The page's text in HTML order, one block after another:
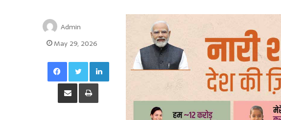
Admin
May 29, 2026
Facebook Twitter LinkedIn
Share via Email Print